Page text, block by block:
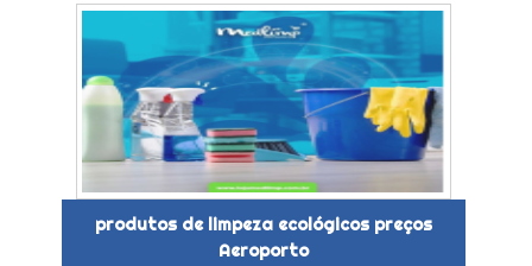
produtos de limpeza ecológicos preços
Aeroporto